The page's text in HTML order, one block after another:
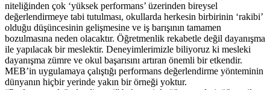
niteliğinden çok ‘yüksek performans’ üzerinden bireysel
değerlendirmeye tabi tutulması, okullarda herkesin birbirinin ‘rakibi’
olduğu düşüncesinin gelişmesine ve iş barışının tamamen
bozulmasına neden olacaktır. Öğretmenlik rekabetle değil dayanışma
ile yapılacak bir meslektir. Deneyimlerimizle biliyoruz ki mesleki
dayanışma zümre ve okul başarısını artıran önemli bir etkendir.
MEB’in uygulamaya çalıştığı performans değerlendirme yönteminin
dünyanın hiçbir yerinde yakın bir örneği yoktur.